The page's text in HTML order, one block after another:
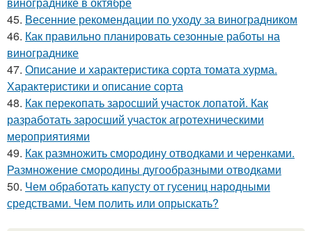
45. Весенние рекомендации по уходу за виноградником
46. Как правильно планировать сезонные работы на
винограднике
47. Описание и характеристика сорта томата хурма.
Характеристики и описание сорта
48. Как перекопать заросший участок лопатой. Как
разработать заросший участок агротехническими
мероприятиями
49. Как размножить смородину отводками и черенками.
Размножение смородины дугообразными отводками
50. Чем обработать капусту от гусениц народными
средствами. Чем полить или опрыскать?